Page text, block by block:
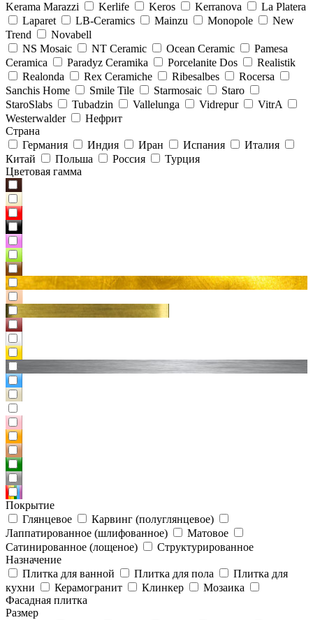
Kerama Marazzi
Kerlife Keros Kerranova
La Platera
Laparet
LB-Ceramics Mainzu Monopole
New
Trend
Novabell
NS Mosaic
NT Ceramic Ocean Ceramic
Pamesa
Ceramica
Paradyz Сeramika Porcelanite Dos
Realistik
Realonda
Rex Ceramiche Ribesalbes
Rocersa
Sanchis Home
Smile Tile Starmosaic
Staro
StaroSlabs
Tubadzin Vallelunga Vidrepur
VitrA
Westerwalder
Нефрит
Страна
Германия
Индия Иран Испания
Италия
Китай
Польша Россия
Турция
Цветовая гамма
Покрытие
Глянцевое
Карвинг (полуглянцевое)
Лаппатированное (шлифованное)
Матовое
Сатинированное (лощеное)
Структурированное
Назначение
Плитка для ванной
Плитка для пола
Плитка для
кухни
Керамогранит Клинкер
Мозаика
Фасадная плитка
Размер